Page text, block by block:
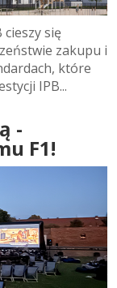
się
zakupu i
które
IPB...
-
F1!